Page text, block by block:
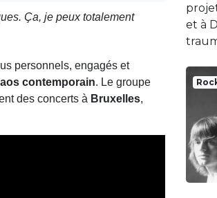
Ça, je peux totalement
personnels, engagés et
contemporain. Le groupe
des concerts à Bruxelles,
et à